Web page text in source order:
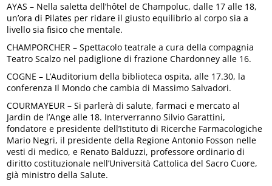
AYAS – Nella saletta dell’hôtel de Champoluc, dalle 17 alle 18,
un’ora di Pilates per ridare il giusto equilibrio al corpo sia a
livello sia fisico che mentale.
CHAMPORCHER – Spettacolo teatrale a cura della compagnia
Teatro Scalzo nel padiglione di frazione Chardonney alle 16.
COGNE – L’Auditorium della biblioteca ospita, alle 17.30, la
conferenza Il Mondo che cambia di Massimo Salvadori.
COURMAYEUR – Si parlerà di salute, farmaci e mercato al
Jardin de l’Ange alle 18. Interverranno Silvio Garattini,
fondatore e presidente dell’Istituto di Ricerche Farmacologiche
Mario Negri, il presidente della Regione Antonio Fosson nelle
vesti di medico, e Renato Balduzzi, professore ordinario di
diritto costituzionale nell’Università Cattolica del Sacro Cuore,
già ministro della Salute.